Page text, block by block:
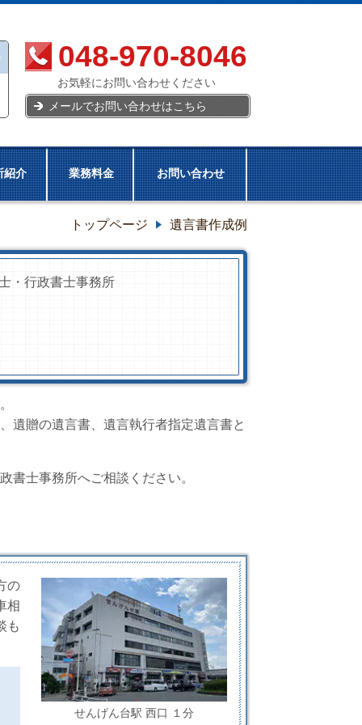
048-970-8046
お気軽にお問い合わせください
メールでお問い合わせはこちら
紹介 業務料金 お問い合わせ
トップページ 遺言書作成例
・行政書士事務所
遺贈の遺言書、遺言執行者指定遺言書と
書士事務所へご相談ください。
せんげん台駅 西口 １分
の
相
も